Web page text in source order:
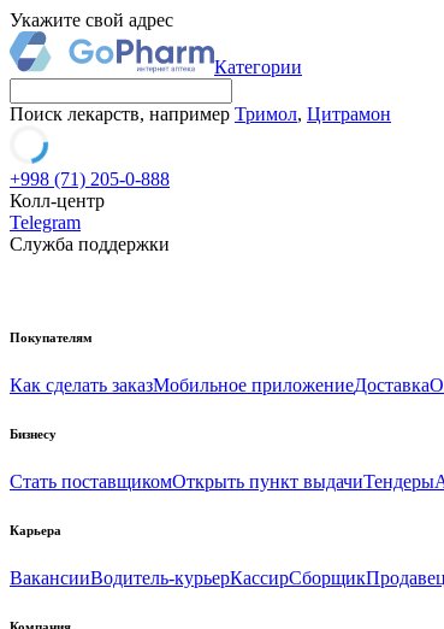
Укажите свой адрес
Категории
Поиск лекарств, например Тримол, Цитрамон
+998 (71) 205-0-888
Колл-центр
Telegram
Служба поддержки
Покупателям
Как сделать заказМобильное приложениеДоставка
Бизнесу
Стать поставщикомОткрыть пункт выдачиТендеры
Карьера
ВакансииВодитель-курьерКассирСборщикПродавец